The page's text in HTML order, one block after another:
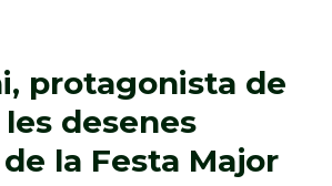
protagonista de
les desenes
la Festa Major